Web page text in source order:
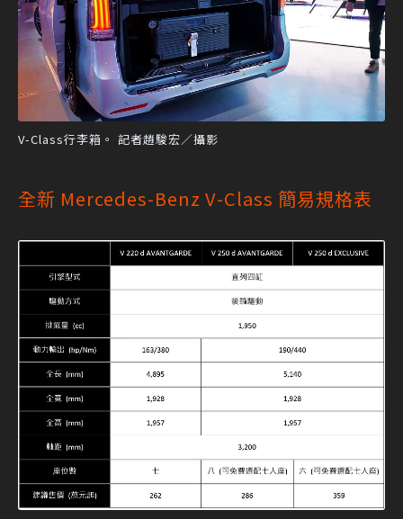
V-Class行李箱。 記者趙駿宏／攝影
全新 Mercedes-Benz V-Class 簡易規格表